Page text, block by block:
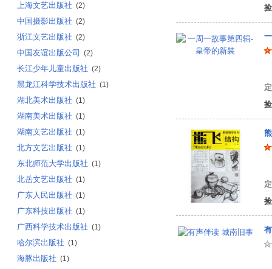
上海文艺出版社 (2)
中国摄影出版社 (2)
浙江文艺出版社 (2)
中国友谊出版公司 (2)
长江少年儿童出版社 (2)
黑龙江科学技术出版社 (1)
湖北美术出版社 (1)
湖南美术出版社 (1)
湖南文艺出版社 (1)
北方文艺出版社 (1)
东北师范大学出版社 (1)
北岳文艺出版社 (1)
广东人民出版社 (1)
广东科技出版社 (1)
广西科学技术出版社 (1)
哈尔滨出版社 (1)
海豚出版社 (1)